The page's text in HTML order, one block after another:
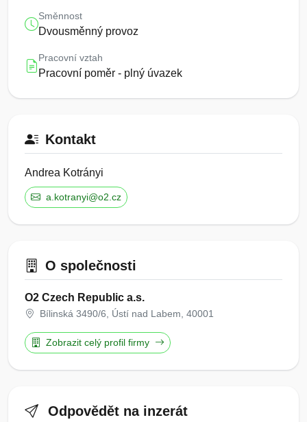
Směnnost
Dvousměnný provoz
Pracovní vztah
Pracovní poměr - plný úvazek
Kontakt
Andrea Kotrányi
a.kotranyi@o2.cz
O společnosti
O2 Czech Republic a.s.
Bílinská 3490/6, Ústí nad Labem, 40001
Zobrazit celý profil firmy
Odpovědět na inzerát